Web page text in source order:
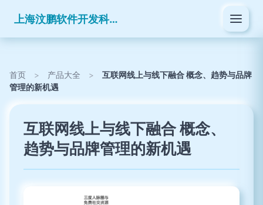
上海汶鹏软件开发科技有限公司
首页 > 产品大全 >
互联网线上与线下融合 概念、趋势与品牌
管理的新机遇
互联网线上与线下融合 概念、
趋势与品牌管理的新机遇